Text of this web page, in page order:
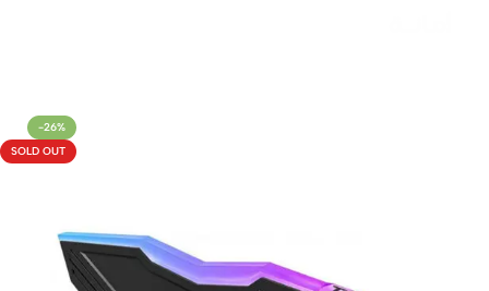
-26%
SOLD OUT